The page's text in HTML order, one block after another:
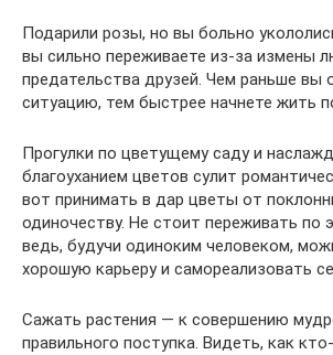
Подарили розы, но вы больно
вы сильно переживаете из-за измены
предательства друзей. Чем раньше вы
ситуацию, тем быстрее начнете жить
Прогулки по цветущему саду и
благоуханием цветов сулит
вот принимать в дар цветы от
одиночеству. Не стоит переживать по
ведь, будучи одиноким человеком,
хорошую карьеру и самореализовать
Сажать растения — к совершению
правильного поступка. Видеть, как